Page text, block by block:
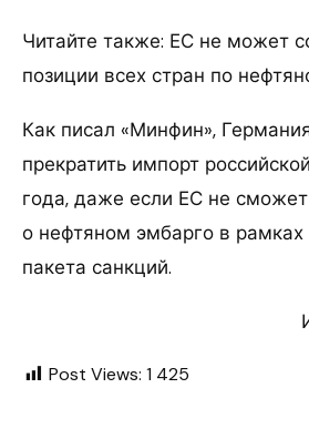
Читайте также: ЕС не может
позиции всех стран по
Как писал «Минфин»,
прекратить импорт
года, даже если ЕС не сможет
о нефтяном эмбарго в
пакета санкций.
Post Views: 1 425